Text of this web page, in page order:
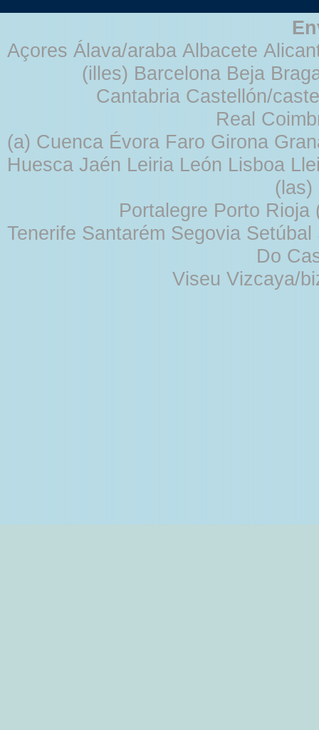
Açores Álava/araba Albacete
(illes) Barcelona Beja
Cantabria Castellón/
Real
(a) Cuenca Évora Faro Girona
Huesca Jaén Leiria León Lisboa
Portalegre Porto
Tenerife Santarém Segovia
Do
Viseu Vizcaya/